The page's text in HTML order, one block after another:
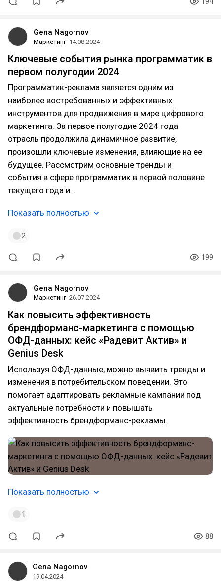
Gena Nagornov
Маркетинг 14.08.2024
Ключевые события рынка программатик в
первом полугодии 2024
Программатик-реклама является одним из
наиболее востребованных и эффективных
инструментов для продвижения в мире цифрового
маркетинга. За первое полугодие 2024 года
отрасль продолжила динамичное развитие,
произошли ключевые изменения, влияющие на ее
будущее. Рассмотрим основные тренды и
события в сфере программатик в первой половине
текущего года и…
Показать полностью
2
199
Gena Nagornov
Маркетинг 26.07.2024
Как повысить эффективность
брендформанс-маркетинга с помощью
ОФД-данных: кейс «Радевит Актив» и
Genius Desk
Используя ОФД-данные, можно выявить тренды и
изменения в потребительском поведении. Это
помогает адаптировать рекламные кампании под
актуальные потребности и повышать
эффективность брендформанс-рекламы.
Показать полностью
1
88
Gena Nagornov
19.04.2024